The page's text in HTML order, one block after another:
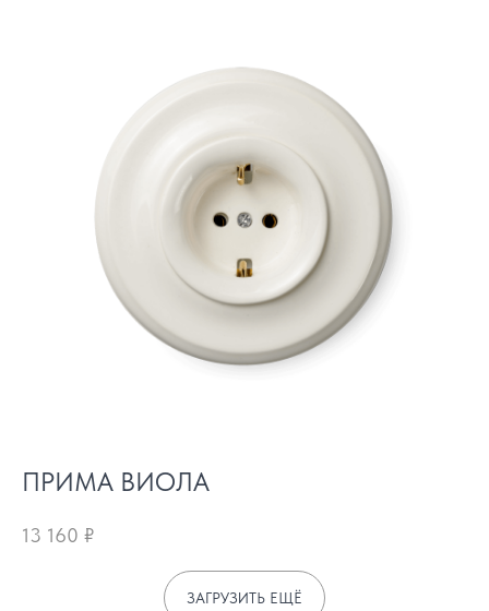
ПРИМА ВИОЛА
13 160 ₽
ЗАГРУЗИТЬ ЕЩЁ